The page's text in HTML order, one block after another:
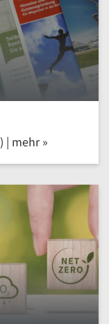
Existenzgründende (Lüdinghausen) | mehr »